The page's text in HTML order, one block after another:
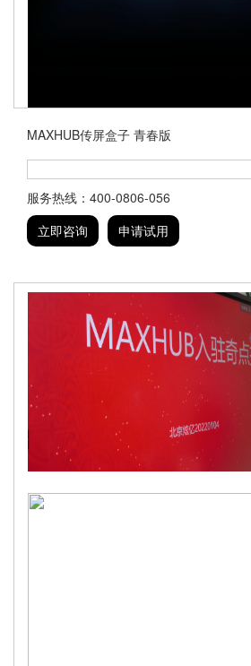
MAXHUB传屏盒子 青春版
服务热线：400-0806-056
立即咨询
申请试用